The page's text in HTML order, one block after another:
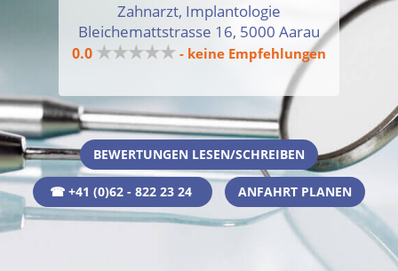
Zahnarzt, Implantologie
Bleichemattstrasse 16, 5000 Aarau
0.0 ★★★★★ - keine Empfehlungen
BEWERTUNGEN LESEN/SCHREIBEN
☎ +41 (0)62 - 822 23 24 ANFAHRT PLANEN